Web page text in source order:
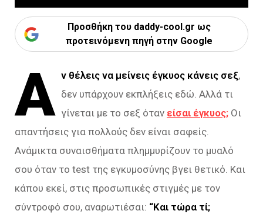
Προσθήκη του daddy-cool.gr ως
προτεινόμενη πηγή στην Google
Α ν θέλεις να μείνεις έγκυος κάνεις σεξ,
δεν υπάρχουν εκπλήξεις εδώ. Αλλά τι
γίνεται με το σεξ όταν είσαι έγκυος; Οι
απαντήσεις για πολλούς δεν είναι σαφείς.
Ανάμικτα συναισθήματα πλημμυρίζουν το μυαλό
σου όταν το test της εγκυμοσύνης βγει θετικό. Και
κάπου εκεί, στις προσωπικές στιγμές με τον
σύντροφό σου, αναρωτιέσαι: “Και τώρα τί;